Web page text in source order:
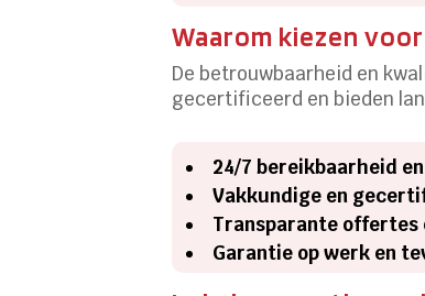
Waarom kiezen
De betrouwbaarheid en
gecertificeerd en bieden
24/7 bereikbaarheid
Vakkundige en
Transparante offertes
Garantie op werk en